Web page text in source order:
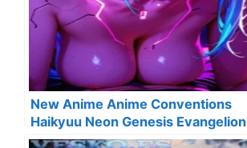
New Anime Anime Conventions
Haikyuu Neon Genesis Evangelion
Maid